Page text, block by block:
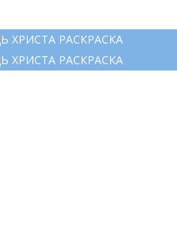
ХРИСТА РАСКРАСКА
ХРИСТА РАСКРАСКА